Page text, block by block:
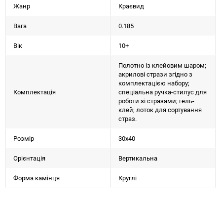
Жанр Краєвид
Вага 0.185
Вік 10+
Комплектація
Полотно із клейовим шаром;
акрилові стрази згідно з
комплектацією набору;
спеціальна ручка-стилус для
роботи зі стразами; гель-
клей; лоток для сортування
страз.
Розмір 30х40
Орієнтація Вертикальна
Форма камінця Круглі